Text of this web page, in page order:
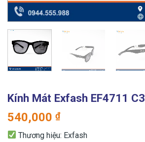
Kính Mát Exfash EF4711 C3
540,000 ₫
Thương hiệu: Exfash